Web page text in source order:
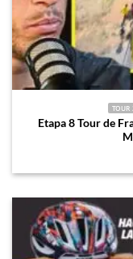
TOUR
Etapa 8 Tour de